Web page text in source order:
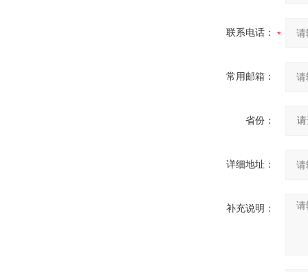
联系电话：
常用邮箱：
省份：
详细地址：
补充说明：